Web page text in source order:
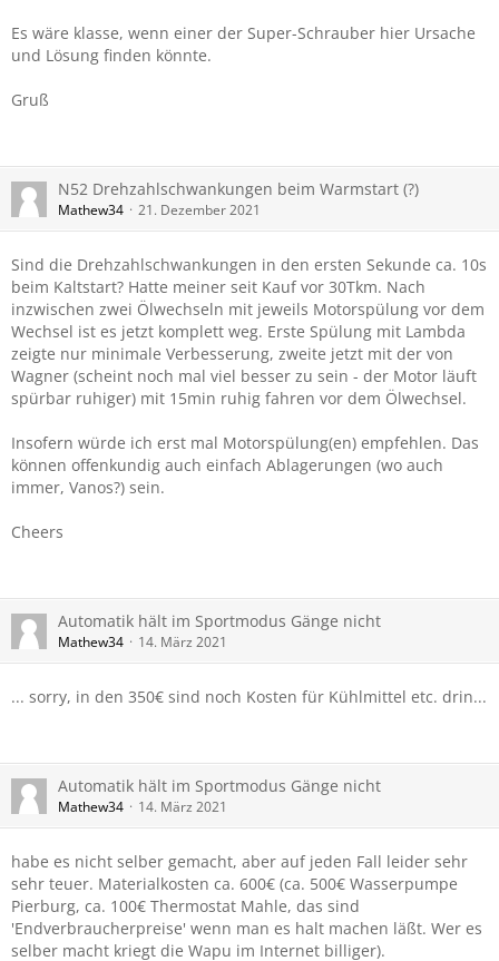
Es wäre klasse, wenn einer der Super-Schrauber hier Ursache
und Lösung finden könnte.
Gruß
N52 Drehzahlschwankungen beim Warmstart (?)
Mathew34 21. Dezember 2021
Sind die Drehzahlschwankungen in den ersten Sekunde ca. 10s
beim Kaltstart? Hatte meiner seit Kauf vor 30Tkm. Nach
inzwischen zwei Ölwechseln mit jeweils Motorspülung vor dem
Wechsel ist es jetzt komplett weg. Erste Spülung mit Lambda
zeigte nur minimale Verbesserung, zweite jetzt mit der von
Wagner (scheint noch mal viel besser zu sein - der Motor läuft
spürbar ruhiger) mit 15min ruhig fahren vor dem Ölwechsel.
Insofern würde ich erst mal Motorspülung(en) empfehlen. Das
können offenkundig auch einfach Ablagerungen (wo auch
immer, Vanos?) sein.
Cheers
Automatik hält im Sportmodus Gänge nicht
Mathew34 14. März 2021
... sorry, in den 350€ sind noch Kosten für Kühlmittel etc. drin...
Automatik hält im Sportmodus Gänge nicht
Mathew34 14. März 2021
habe es nicht selber gemacht, aber auf jeden Fall leider sehr
sehr teuer. Materialkosten ca. 600€ (ca. 500€ Wasserpumpe
Pierburg, ca. 100€ Thermostat Mahle, das sind
'Endverbraucherpreise' wenn man es halt machen läßt. Wer es
selber macht kriegt die Wapu im Internet billiger).